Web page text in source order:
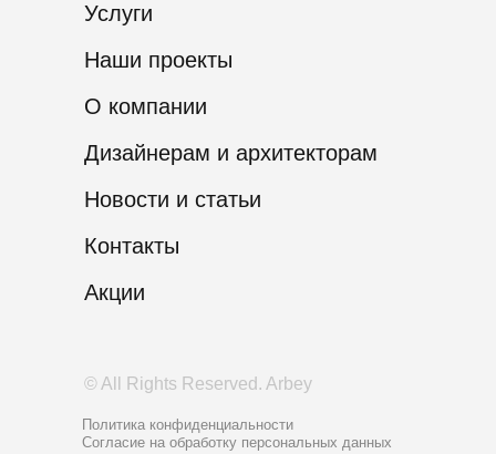
© All Rights Reserved. Arbey
Политика конфиденциальности
Согласие на обработку персональных данных
Услуги
Наши проекты
О компании
Дизайнерам и архитекторам
Новости и статьи
Акции
Контакты